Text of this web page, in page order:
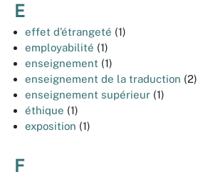
E
effet d’étrangeté (1)
employabilité (1)
enseignement (1)
enseignement de la traduction (2)
enseignement supérieur (1)
éthique (1)
exposition (1)
F